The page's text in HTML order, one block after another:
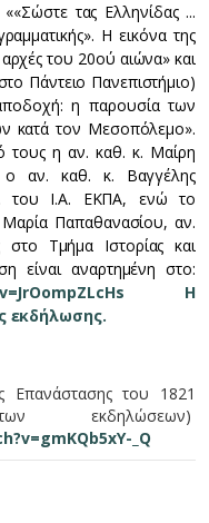
τας Ελληνίδας ...
Η εικόνα της
του 20ού αιώνα» και
Πάντειο Πανεπιστήμιο)
η παρουσία των
κατά τον Μεσοπόλεμο».
τους η αν. καθ. κ. Μαίρη
ο αν. καθ. κ. Βαγγέλης
του Ι.Α. ΕΚΠΑ, ενώ το
Παπαθανασίου, αν.
στο Τμήμα Ιστορίας και
είναι αναρτημένη στο:
Η
εκδήλωσης.
του 1821
εκδηλώσεων)
_Q